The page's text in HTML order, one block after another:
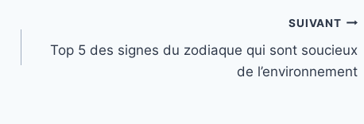
SUIVANT
Top 5 des signes du zodiaque qui sont soucieux
de l’environnement